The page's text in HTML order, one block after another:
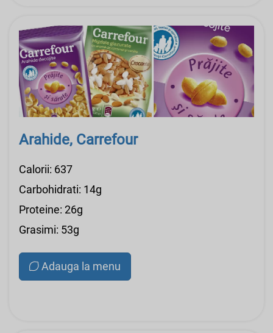
Arahide, Carrefour
Calorii: 637
Carbohidrati: 14g
Proteine: 26g
Grasimi: 53g
Adauga la menu